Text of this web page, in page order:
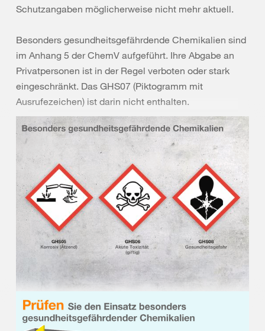
Schutzangaben möglicherweise nicht mehr aktuell.
Besonders gesundheitsgefährdende Chemikalien sind
im Anhang 5 der ChemV aufgeführt. Ihre Abgabe an
Privatpersonen ist in der Regel verboten oder stark
eingeschränkt. Das GHS07 (Piktogramm mit
Ausrufezeichen) ist darin nicht enthalten.